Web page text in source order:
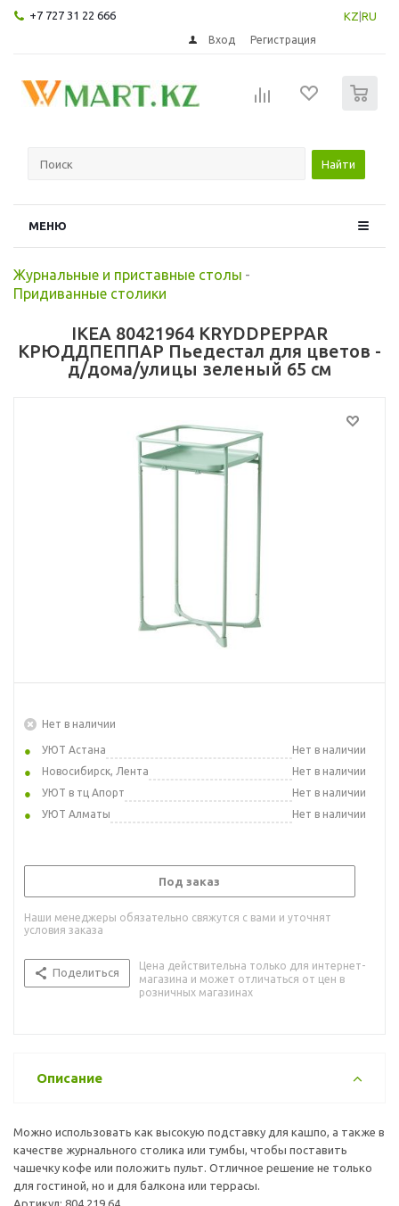
+7 727 31 22 666 KZ RU
Вход Регистрация
Найти
МЕНЮ
Журнальные и приставные столы -
Придиванные столики
IKEA 80421964 KRYDDPEPPAR
КРЮДДПЕППАР Пьедестал для цветов -
д/дома/улицы зеленый 65 см
Нет в наличии
УЮТ Астана
Нет в наличии
Новосибирск, Лента
Нет в наличии
УЮТ в тц Апорт
Нет в наличии
УЮТ Алматы
Нет в наличии
Под заказ
Наши менеджеры обязательно свяжутся с вами и уточнят
условия заказа
Поделиться
Цена действительна только для интернет-
магазина и может отличаться от цен в
розничных магазинах
Описание
Можно использовать как высокую подставку для кашпо, а также в
качестве журнального столика или тумбы, чтобы поставить
чашечку кофе или положить пульт. Отличное решение не только
для гостиной, но и для балкона или террасы.
Артикул: 804.219.64